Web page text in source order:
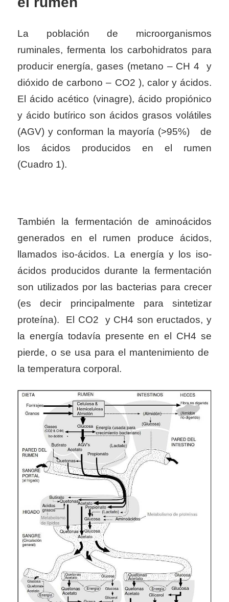
La población de microorganismos
ruminales, fermenta los carbohidratos para
producir energía, gases (metano – CH 4 y
dióxido de carbono – CO2 ), calor y ácidos.
El ácido acético (vinagre), ácido propiónico
y ácido butírico son ácidos grasos volátiles
(AGV) y conforman la mayoría (>95%) de
los ácidos producidos en el rumen
(Cuadro 1).
También la fermentación de aminoácidos
generados en el rumen produce ácidos,
llamados iso-ácidos. La energía y los iso-
ácidos producidos durante la fermentación
son utilizados por las bacterias para crecer
(es decir principalmente para sintetizar
proteína). El CO2 y CH4 son eructados, y
la energía todavía presente en el CH4 se
pierde, o se usa para el mantenimiento de
la temperatura corporal.